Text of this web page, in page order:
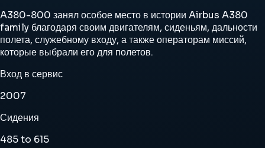
A380-800 занял особое место в истории Airbus A380
family благодаря своим двигателям, сиденьям, дальности
полета, служебному входу, а также операторам миссий,
которые выбрали его для полетов.
Вход в сервис
2007
Сидения
485 to 615